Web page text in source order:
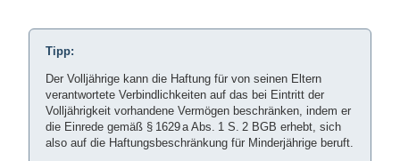
Tipp:
Der Volljährige kann die Haftung für von seinen Eltern
verantwortete Verbindlichkeiten auf das bei Eintritt der
Volljährigkeit vorhandene Vermögen beschränken, indem er
die Einrede gemäß § 1629 a Abs. 1 S. 2 BGB erhebt, sich
also auf die Haftungsbeschränkung für Minderjährige beruft.